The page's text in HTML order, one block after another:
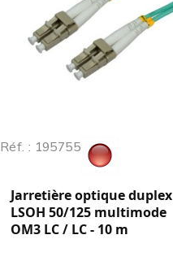
Réf. : 195755
Jarretière optique duplex
LSOH 50/125 multimode
OM3 LC / LC - 10 m